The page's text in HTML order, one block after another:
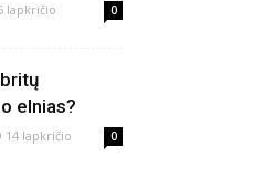
lapkričio 0
elnias?
14 lapkričio 0